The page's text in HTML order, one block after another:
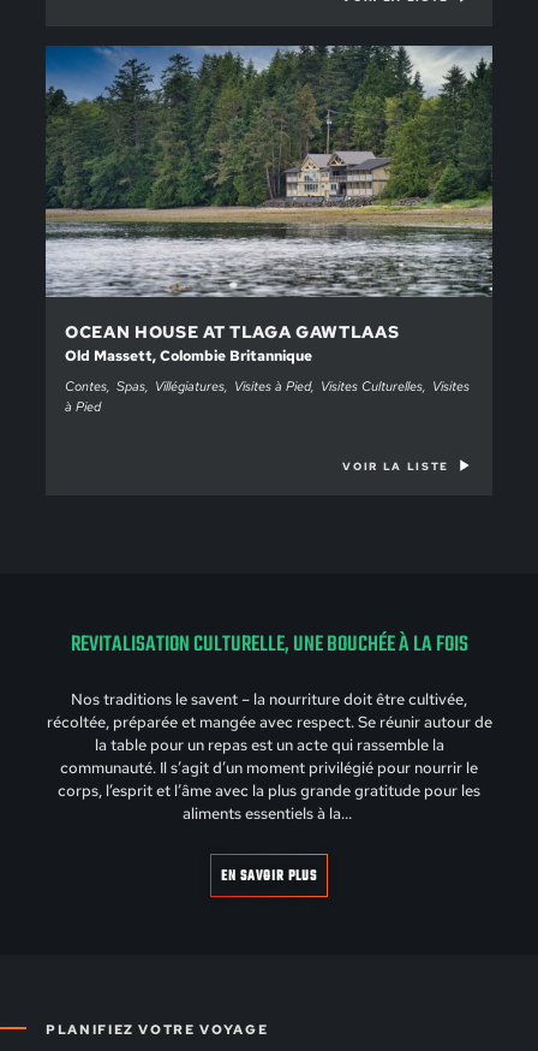
OCEAN HOUSE AT TLAGA GAWTLAAS
Old Massett, Colombie Britannique
Contes Spas Villégiatures Visites à Pied Visites Culturelles
Visites
à Pied
VOIR LA LISTE
REVITALISATION CULTURELLE, UNE BOUCHÉE À LA FOIS
Nos traditions le savent – la nourriture doit être cultivée,
récoltée, préparée et mangée avec respect. Se réunir autour de
la table pour un repas est un acte qui rassemble la
communauté. Il s’agit d’un moment privilégié pour nourrir le
corps, l’esprit et l’âme avec la plus grande gratitude pour les
aliments essentiels à la…
EN SAVOIR PLUS
PLANIFIEZ VOTRE VOYAGE